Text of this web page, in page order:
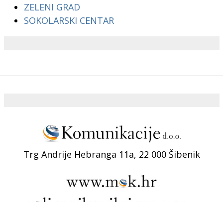
ZELENI GRAD
SOKOLARSKI CENTAR
Trg Andrije Hebranga 11a, 22 000 Šibenik